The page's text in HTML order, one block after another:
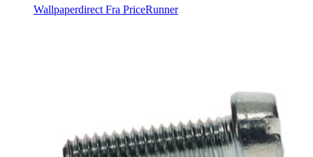
Wallpaperdirect Fra PriceRunner